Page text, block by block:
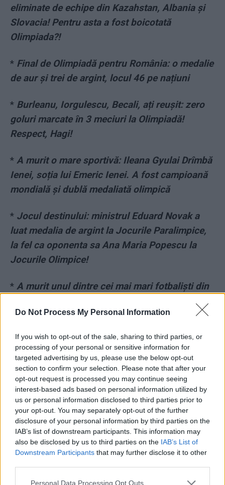
Do Not Process My Personal Information
If you wish to opt-out of the sale, sharing to third parties, or
processing of your personal or sensitive information for
targeted advertising by us, please use the below opt-out
section to confirm your selection. Please note that after your
opt-out request is processed you may continue seeing
interest-based ads based on personal information utilized by
us or personal information disclosed to third parties prior to
your opt-out. You may separately opt-out of the further
disclosure of your personal information by third parties on the
IAB’s list of downstream participants. This information may
also be disclosed by us to third parties on the IAB’s List of
Downstream Participants that may further disclose it to other
Personal Data Processing Opt Outs
eliminate de echipe din Kazahstan, Albania și
Slovacia! Pentru asta a fost boicotată
Olimpiada?!
* Final de Olimpiadă pentru România: o medalie
de aur și trei de argint, locul 46 pe națiuni
* Burleanu, Iorgulescu, Becali, ați reușit: zero
goluri marcate în 3 meciuri la Olimpiadă!
Respect, Hagi!
* A murit o mare sportivă: Ileana Gyulai Drîmbă
Ienei, soția lui Emeric Ienei. A fost campioană
mondială și dublă medaliată olimpică
* Jocul destinului: ministrul Eduard Novak a
luat medalia de argint la Jocurile Paralimpice,
la fel ca oponenta sa Ana Maria Popescu la
Jocurile Olimpice!
* A murit unul dintre cei mai mari fotbaliști din
istorie: Gerd Müller. Suferea de Alzheimer și
demență senilă
- Advertisement -
TAGS optimi simona halep US Open